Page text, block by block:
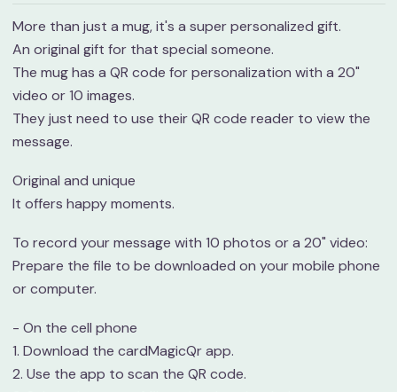
More than just a mug, it's a super personalized gift.
An original gift for that special someone.
The mug has a QR code for personalization with a 20"
video or 10 images.
They just need to use their QR code reader to view the
message.
Original and unique
It offers happy moments.
To record your message with 10 photos or a 20" video:
Prepare the file to be downloaded on your mobile phone
or computer.
- On the cell phone
1. Download the cardMagicQr app.
2. Use the app to scan the QR code.